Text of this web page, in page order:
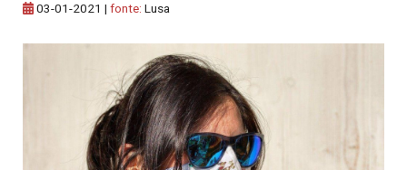
03-01-2021 | fonte: Lusa